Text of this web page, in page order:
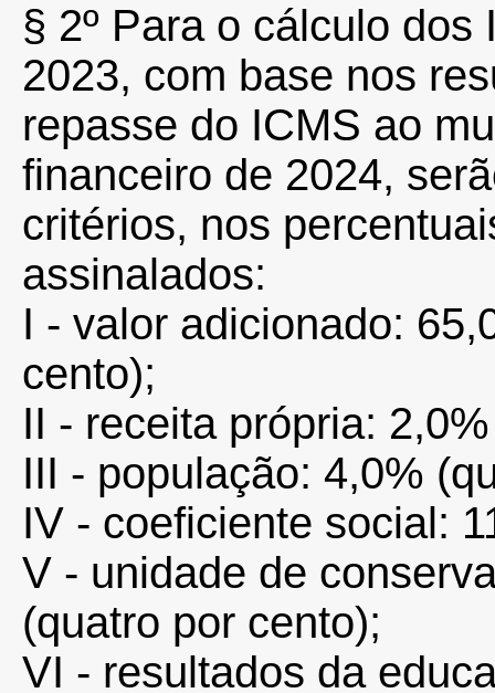
§ 2º Para o cálculo dos
2023, com base nos
repasse do ICMS ao
financeiro de 2024,
critérios, nos
assinalados:
I - valor adicionado:
cento);
II - receita própria:
III - população: 4,0%
IV - coeficiente social:
V - unidade de
(quatro por cento);
VI - resultados da